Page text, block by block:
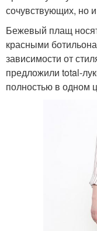
сочувствующих, но
Бежевый плащ
красными
зависимости от
предложили total-
полностью в одном